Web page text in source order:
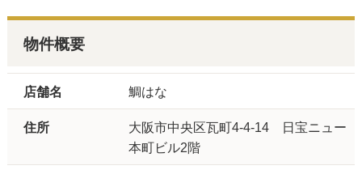
物件概要
店舗名 鯛はな
住所
大阪市中央区瓦町4-4-14 日宝ニュー
本町ビル2階